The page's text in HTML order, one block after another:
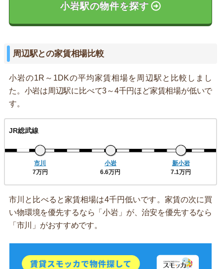
小岩駅の物件を探す
周辺駅との家賃相場比較
小岩の1R～1DKの平均家賃相場を周辺駅と比較しまし
た。小岩は周辺駅に比べて3～4千円ほど家賃相場が低いで
す。
JR総武線
市川
7万円
小岩
6.6万円
新小岩
7.1万円
市川と比べると家賃相場は4千円低いです。家賃の次に買
い物環境を優先するなら「小岩」が、治安を優先するなら
「市川」がおすすめです。